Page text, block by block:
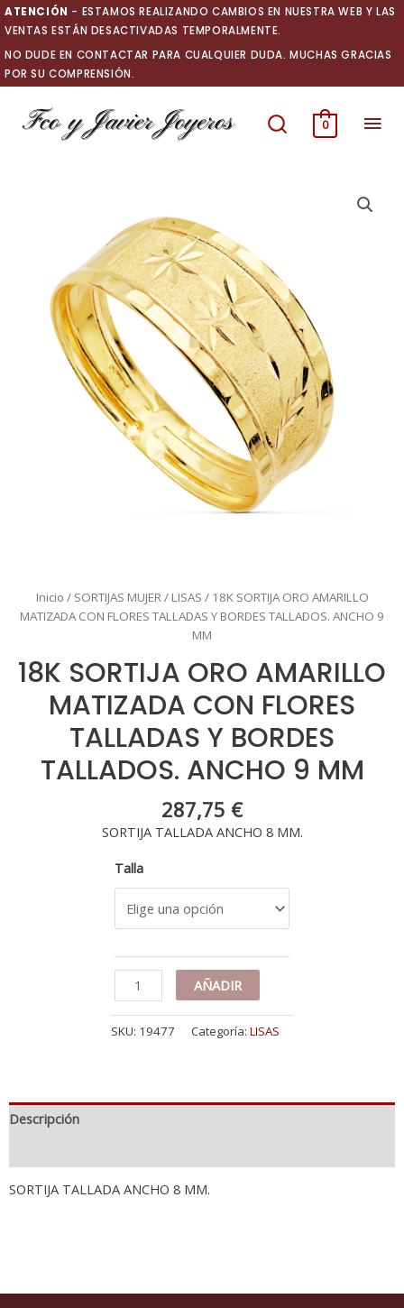
Ir
al
contenido
ATENCIÓN - ESTAMOS REALIZANDO CAMBIOS EN NUESTRA WEB Y LAS
VENTAS ESTÁN DESACTIVADAS TEMPORALMENTE.
NO DUDE EN CONTACTAR PARA CUALQUIER DUDA. MUCHAS GRACIAS
POR SU COMPRENSIÓN.
0
Inicio / SORTIJAS MUJER / LISAS / 18K SORTIJA ORO AMARILLO
MATIZADA CON FLORES TALLADAS Y BORDES TALLADOS. ANCHO 9
MM
18K SORTIJA ORO AMARILLO
MATIZADA CON FLORES
TALLADAS Y BORDES
TALLADOS. ANCHO 9 MM
287,75 €
SORTIJA TALLADA ANCHO 8 MM.
Talla
18K
SORTIJA
ORO
AMARILLO
TALLADAS
TALLADOS.
ANCHO
AÑADIR
SKU: 19477 Categoría: LISAS
Descripción
SORTIJA TALLADA ANCHO 8 MM.